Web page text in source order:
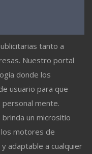
tanto a
Nuestro portal
donde los
usuario para que
personal mente.
un micrositio
motores de
adaptable a cualquier